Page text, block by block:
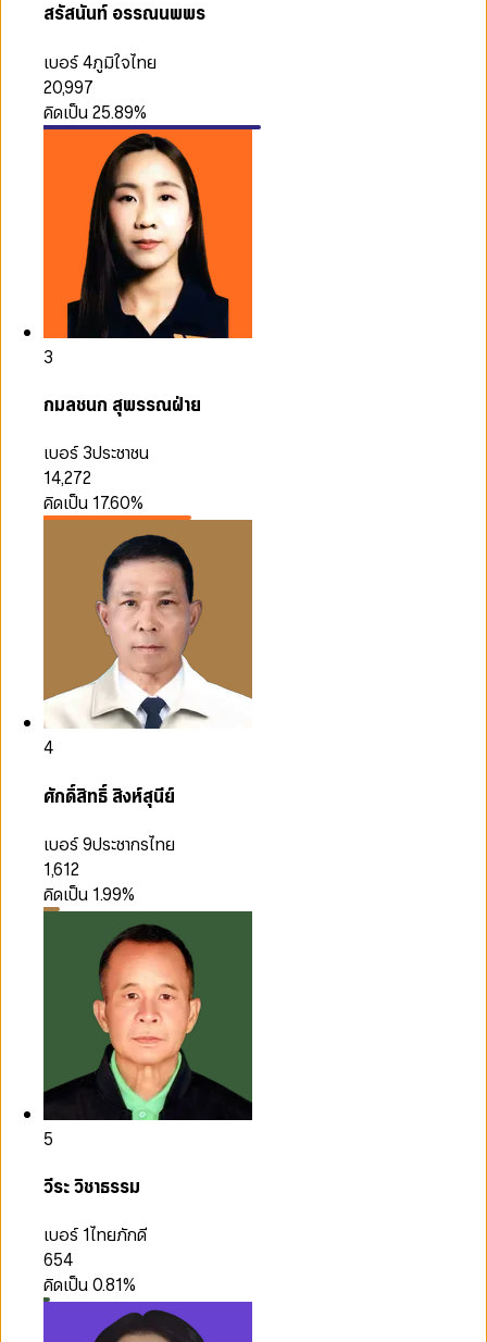
สรัสนันท์ อรรณนพพร
เบอร์ 4ภูมิใจไทย
20,997
คิดเป็น25.89%
3
กมลชนก สุพรรณฝ่าย
เบอร์ 3ประชาชน
14,272
คิดเป็น 17.60%
4
ศักดิ์สิทธิ์ สิงห์สุนีย์
เบอร์ 9ประชากรไทย
1,612
คิดเป็น 1.99%
5
วีระ วิชาธรรม
เบอร์ 1ไทยภักดี
654
คิดเป็น0.81%